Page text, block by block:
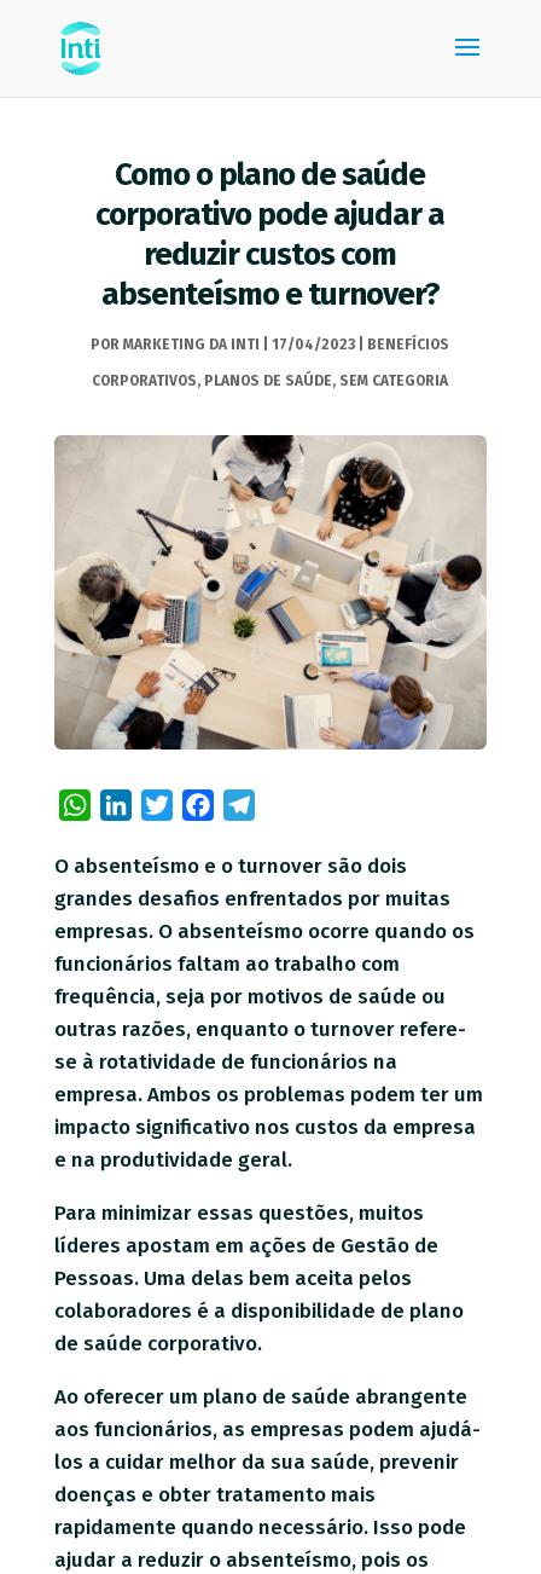
Como o plano de saúde
corporativo pode ajudar a
reduzir custos com
absenteísmo e turnover?
PORMARKETING DA INTI |17/04/2023 BENEFÍCIOS
CORPORATIVOS, PLANOS DE SAÚDE, SEM CATEGORIA
WhatsApp
LinkedInTwitterFacebook
O absenteísmo e o turnover são dois
grandes desafios enfrentados por muitas
empresas. O absenteísmo ocorre quando os
funcionários faltam ao trabalho com
frequência, seja por motivos de saúde ou
outras razões, enquanto o turnover refere-
se à rotatividade de funcionários na
empresa. Ambos os problemas podem ter um
impacto significativo nos custos da empresa
e na produtividade geral.
Para minimizar essas questões, muitos
líderes apostam em ações de Gestão de
Pessoas. Uma delas bem aceita pelos
colaboradores é a disponibilidade de plano
de saúde corporativo.
Ao oferecer um plano de saúde abrangente
aos funcionários, as empresas podem ajudá-
los a cuidar melhor da sua saúde, prevenir
doenças e obter tratamento mais
rapidamente quando necessário. Isso pode
ajudar a reduzir o absenteísmo, pois os